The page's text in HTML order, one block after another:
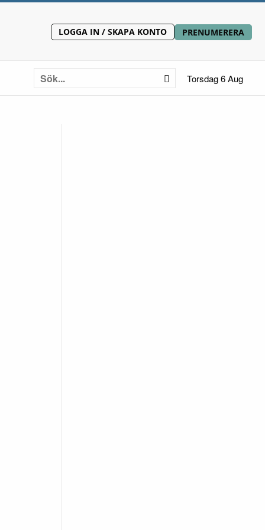
LOGGA IN / SKAPA KONTO PRENUMERERA
Torsdag 6 Aug